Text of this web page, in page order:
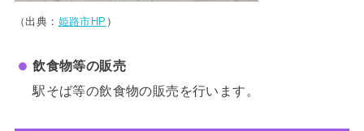
（出典： 姫路市HP ）
飲食物等の販売
駅そば等の飲食物の販売を行います。